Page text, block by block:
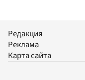
Редакция
Реклама
Карта сайта